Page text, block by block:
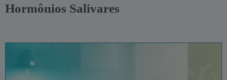
Hormônios Salivares